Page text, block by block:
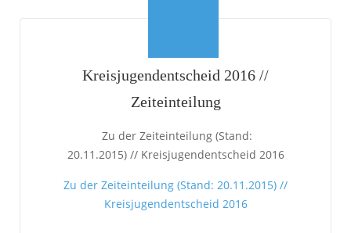
Kreisjugendentscheid 2016 //
Zeiteinteilung
Zu der Zeiteinteilung (Stand:
20.11.2015) // Kreisjugendentscheid 2016
Zu der Zeiteinteilung (Stand: 20.11.2015) //
Kreisjugendentscheid 2016